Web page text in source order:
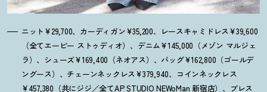
ニット¥29,700、カーディガン¥35,200、レースキャミドレス¥39,600
（全てエーピー ストゥディオ）、デニム¥145,000（メゾン マルジェ
ラ）、シューズ¥169,400（ネオアス）、バッグ¥162,800（ゴールデ
ングース）、チェーンネックレス¥379,940、コインネックレス
¥457,380（共にジジ／全てAP STUDIO NEWoMan 新宿店）、ブレス